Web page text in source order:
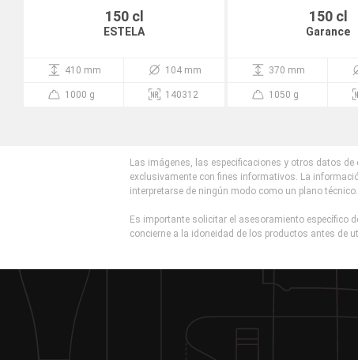
150 cl
ESTELA
410 mm 104 mm
1000 g 140312
150 cl
Garance
370 mm
1050 g
Las imágenes, las especificaciones y otros datos
exclusivamente con fines informativos. La
interpretarse de ningún modo como un plano técnico.
Es importante solicitar el asesoramiento específico
concierne a la idoneidad de los productos antes de